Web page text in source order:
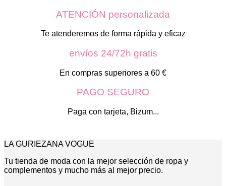
ATENCIÓN personalizada
Te atenderemos de forma rápida y eficaz
envíos 24/72h gratis
En compras superiores a 60 €
PAGO SEGURO
Paga con tarjeta, Bizum...
LA GURIEZANA VOGUE
Tu tienda de moda con la mejor selección de ropa y
complementos y mucho más al mejor precio.